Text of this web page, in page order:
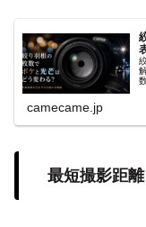
camecame.jp
最短撮影距